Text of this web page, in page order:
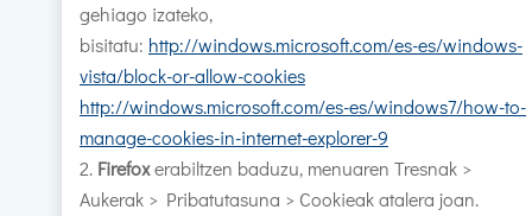
gehiago izateko,
bisitatu: http://windows.microsoft.com/es-es/windows-
vista/block-or-allow-cookies
http://windows.microsoft.com/es-es/windows7/how-to-
manage-cookies-in-internet-explorer-9
Firefoxerabiltzen baduzu, menuaren Tresnak >
Aukerak > Pribatutasuna > Cookieak atalera joan.